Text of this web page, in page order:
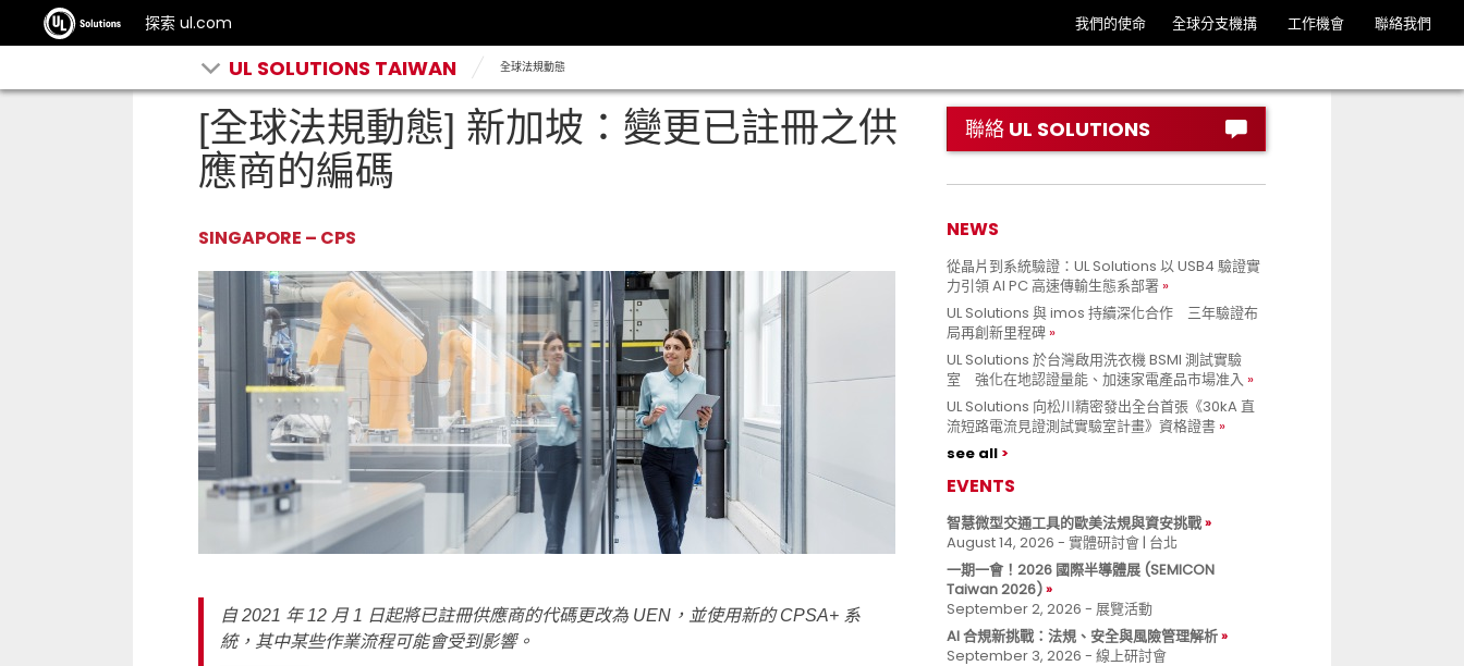
探索 ul.com 我們的使命 全球分支機搆 工作機會 聯絡我們
UL SOLUTIONS TAIWAN 全球法規動態
[全球法規動態] 新加坡：變更已註冊之供
應商的編碼
SINGAPORE – CPS
自 2021 年 12 月 1 日起將已註冊供應商的代碼更改為 UEN，並使用新的 CPSA+ 系
統，其中某些作業流程可能會受到影響。
聯絡 UL SOLUTIONS
NEWS
從晶片到系統驗證：UL Solutions 以 USB4 驗證實
力引領 AI PC 高速傳輸生態系部署
UL Solutions 與 imos 持續深化合作 三年驗證布
局再創新里程碑
UL Solutions 於台灣啟用洗衣機 BSMI 測試實驗
室 強化在地認證量能、加速家電產品市場准入
UL Solutions 向松川精密發出全台首張《30kA 直
流短路電流見證測試實驗室計畫》資格證書
see all
EVENTS
智慧微型交通工具的歐美法規與資安挑戰
August 14, 2026 - 實體研討會 | 台北
一期一會！2026 國際半導體展 (SEMICON
Taiwan 2026)
September 2, 2026 - 展覽活動
AI 合規新挑戰：法規、安全與風險管理解析
September 3, 2026 - 線上研討會